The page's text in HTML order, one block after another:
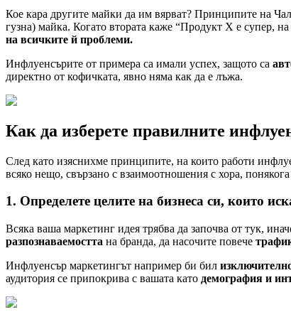
Кое кара другите майки да им вярват? Принципите на
гузна) майка. Когато втората каже “Продукт Х е супер,
на всичките й проблеми.
Инфлуенсърите от примера са имали успех, защото са
директно от кофичката, явно няма как да е лъжа.
Как да изберете правилните
След като изяснихме принципите, на които работи
всяко нещо, свързано с взаимоотношения с хора,
1. Определете целите на бизнеса си, които
Всяка ваша маркетинг идея трябва да започва от тук,
разпознаваемостта на бранда, да насочите повече
Инфлуенсър маркетингът например би бил
аудитория се припокрива с вашата като демография и